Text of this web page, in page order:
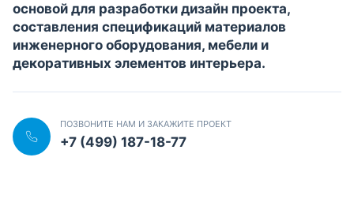
основой для разработки дизайн проекта,
составления спецификаций материалов
инженерного оборудования, мебели и
декоративных элементов интерьера.
ПОЗВОНИТЕ НАМ И ЗАКАЖИТЕ ПРОЕКТ
+7 (499) 187-18-77